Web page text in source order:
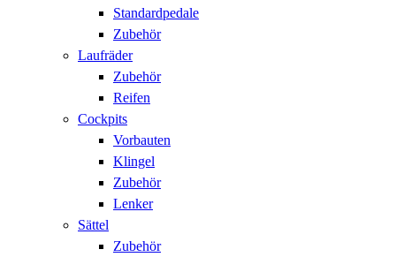
Standardpedale
Zubehör
Laufräder
Zubehör
Reifen
Cockpits
Vorbauten
Klingel
Zubehör
Lenker
Sättel
Zubehör